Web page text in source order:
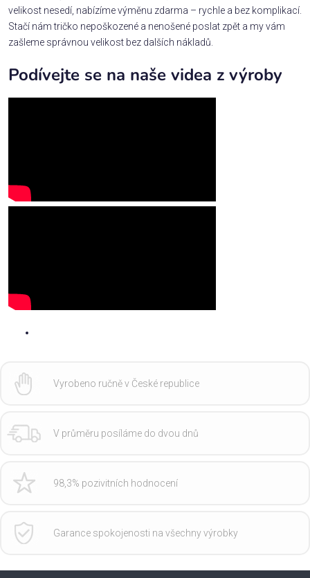
velikost nesedí, nabízíme výměnu zdarma – rychle a bez komplikací.
Stačí nám tričko nepoškozené a nenošené poslat zpět a my vám
zašleme správnou velikost bez dalších nákladů.
Podívejte se na naše videa z výroby
Vyrobeno ručně v České republice
V průměru posíláme do dvou dnů
98,3% pozivitních hodnocení
Garance spokojenosti na všechny výrobky